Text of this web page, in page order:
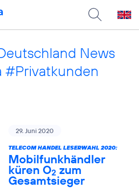
News
#Privatkunden
29. Juni 2020
TELECOM HANDEL LESERWAHL 2020:
Mobilfunkhändler
küren O2 zum
Gesamtsieger